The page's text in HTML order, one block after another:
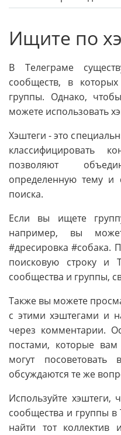
Ищите по
В Телеграме
сообществ, в
группы. Однако,
можете использовать
Хэштеги - это
классифицировать
позволяют
определенную тему и
поиска.
Если вы ищете
например, вы
#дресировка #собака.
поисковую строку и
сообщества и группы,
Также вы можете
с этими хэштегами и
через комментарии.
постами, которые
могут
обсуждаются те же
Используйте хэштеги,
сообщества и группы
найти тот коллектив